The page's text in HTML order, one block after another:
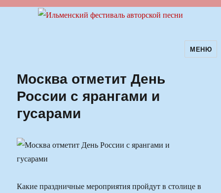
Ильменский фестиваль авторскойМЕНЮ
Москва отметит День
России с ярангами и
гусарами
Какие праздничные мероприятия пройдут в столице в